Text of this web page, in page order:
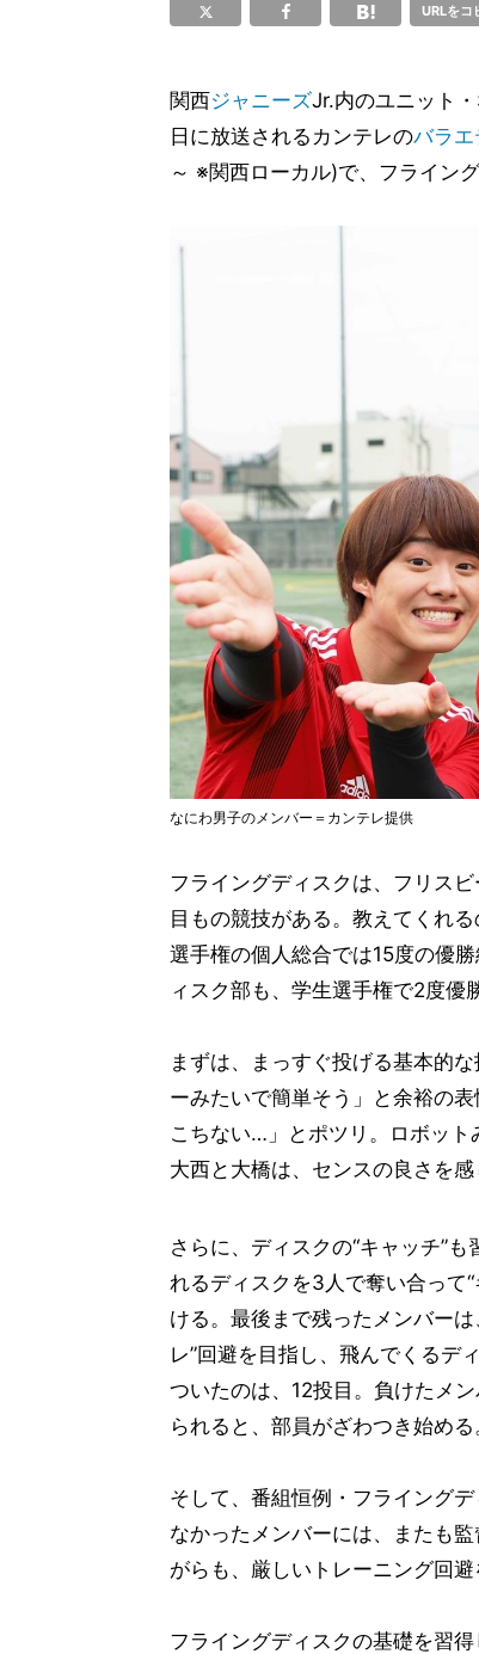
URLをコ
関西ジャニーズJr.内のユニット
日に放送されるカンテレのバラエ
～ ※関西ローカル)で、フライン
なにわ男子のメンバー＝カンテレ提供
フライングディスクは、フリス
目もの競技がある。教えてくれ
選手権の個人総合では15度の優
ィスク部も、学生選手権で2度優
まずは、まっすぐ投げる基本的
ーみたいで簡単そう」と余裕の
こちない…」とポツリ。ロボット
大西と大橋は、センスの良さを感
さらに、ディスクの“キャッチ”
れるディスクを3人で奪い合って
ける。最後まで残ったメンバー
レ”回避を目指し、飛んでくるデ
ついたのは、12投目。負けたメ
られると、部員がざわつき始める
そして、番組恒例・フライング
なかったメンバーには、またも
がらも、厳しいトレーニング回
フライングディスクの基礎を習